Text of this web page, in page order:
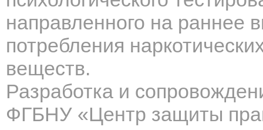
направленного на раннее
потребления
веществ.
Разработка и
ФГБНУ «Центр защиты